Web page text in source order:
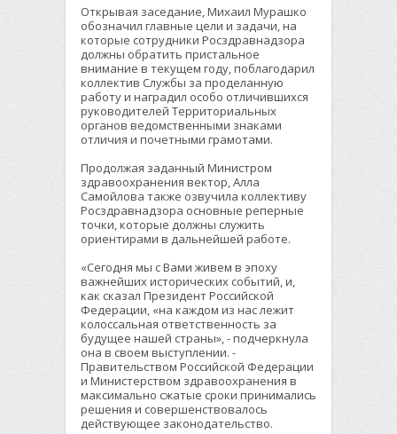
Открывая заседание, Михаил Мурашко
обозначил главные цели и задачи, на
которые сотрудники Росздравнадзора
должны обратить пристальное
внимание в текущем году, поблагодарил
коллектив Службы за проделанную
работу и наградил особо отличившихся
руководителей Территориальных
органов ведомственными знаками
отличия и почетными грамотами.
Продолжая заданный Министром
здравоохранения вектор, Алла
Самойлова также озвучила коллективу
Росздравнадзора основные реперные
точки, которые должны служить
ориентирами в дальнейшей работе.
«Сегодня мы с Вами живем в эпоху
важнейших исторических событий, и,
как сказал Президент Российской
Федерации, «на каждом из нас лежит
колоссальная ответственность за
будущее нашей страны», - подчеркнула
она в своем выступлении. -
Правительством Российской Федерации
и Министерством здравоохранения в
максимально сжатые сроки принимались
решения и совершенствовалось
действующее законодательство.